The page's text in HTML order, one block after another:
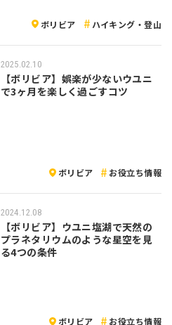
ボリビア ハイキング・登山
2025.02.10
【ボリビア】娯楽が少ないウユニ
で3ヶ月を楽しく過ごすコツ
ボリビア お役立ち情報
2024.12.08
【ボリビア】ウユニ塩湖で天然の
プラネタリウムのような星空を見
る4つの条件
ボリビア お役立ち情報